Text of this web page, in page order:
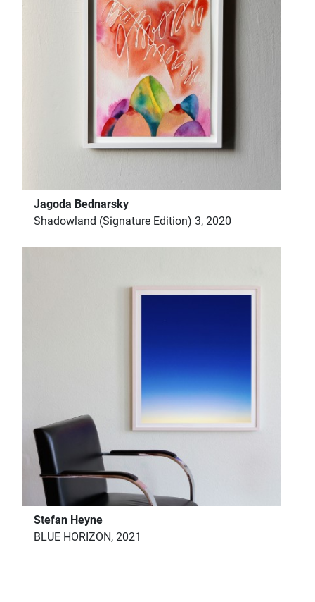
Jagoda Bednarsky
Shadowland (Signature Edition) 3, 2020
Stefan Heyne
BLUE HORIZON, 2021